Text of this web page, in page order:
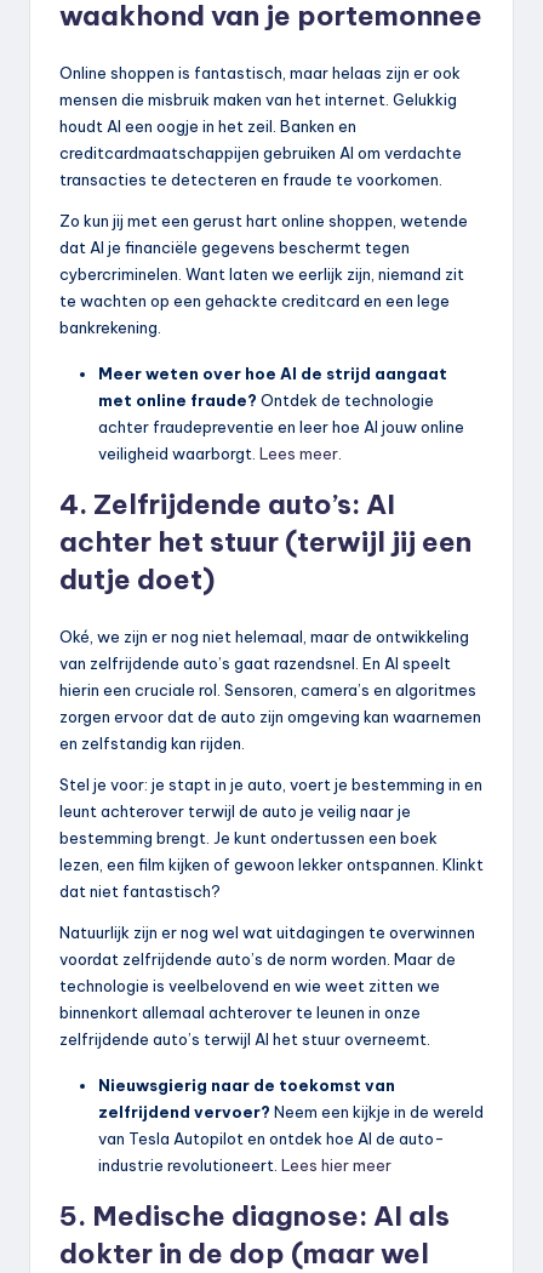
waakhond van je portemonnee
Online shoppen is fantastisch, maar helaas zijn er ook
mensen die misbruik maken van het internet. Gelukkig
houdt AI een oogje in het zeil. Banken en
creditcardmaatschappijen gebruiken AI om verdachte
transacties te detecteren en fraude te voorkomen.
Zo kun jij met een gerust hart online shoppen, wetende
dat AI je financiële gegevens beschermt tegen
cybercriminelen. Want laten we eerlijk zijn, niemand zit
te wachten op een gehackte creditcard en een lege
bankrekening.
Meer weten over hoe AI de strijd aangaat
met online fraude? Ontdek de technologie
achter fraudepreventie en leer hoe AI jouw online
veiligheid waarborgt. Lees meer.
4. Zelfrijdende auto’s: AI
achter het stuur (terwijl jij een
dutje doet)
Oké, we zijn er nog niet helemaal, maar de ontwikkeling
van zelfrijdende auto’s gaat razendsnel. En AI speelt
hierin een cruciale rol. Sensoren, camera’s en algoritmes
zorgen ervoor dat de auto zijn omgeving kan waarnemen
en zelfstandig kan rijden.
Stel je voor: je stapt in je auto, voert je bestemming in en
leunt achterover terwijl de auto je veilig naar je
bestemming brengt. Je kunt ondertussen een boek
lezen, een film kijken of gewoon lekker ontspannen. Klinkt
dat niet fantastisch?
Natuurlijk zijn er nog wel wat uitdagingen te overwinnen
voordat zelfrijdende auto’s de norm worden. Maar de
technologie is veelbelovend en wie weet zitten we
binnenkort allemaal achterover te leunen in onze
zelfrijdende auto’s terwijl AI het stuur overneemt.
Nieuwsgierig naar de toekomst van
zelfrijdend vervoer? Neem een kijkje in de wereld
van Tesla Autopilot en ontdek hoe AI de auto-
industrie revolutioneert. Lees hier meer
5. Medische diagnose: AI als
dokter in de dop (maar wel